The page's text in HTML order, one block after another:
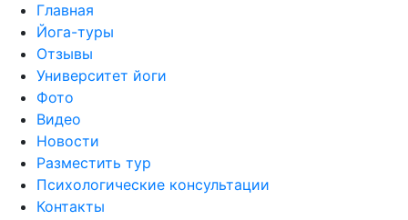
Главная
Йога-туры
Отзывы
Университет йоги
Фото
Видео
Новости
Разместить тур
Психологические консультации
Контакты